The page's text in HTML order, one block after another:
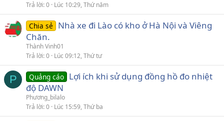
Trả lời 0 Lúc 10:29, Thứ năm
Chia sẻ
Nhà xe đi Lào có kho ở Hà Nội và Viêng
Chăn.
Thành Vinh01
Trả lời 0 Lúc 09:12, Thứ tư
P Quảng cáo Lợi ích khi sử dụng đồng hồ đo nhiệt
độ DAWN
Phương_bilalo
Trả lời 0 Lúc 15:59, Thứ ba